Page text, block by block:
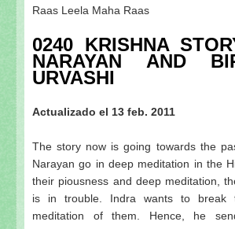
Raas Leela Maha Raas
0240 KRISHNA
NARAYAN AND
URVASHI
Actualizado el 13 feb. 2011
The story now is going towards the
Narayan go in deep meditation in the
their piousness and deep meditation,
is in trouble. Indra wants to break
meditation of them. Hence, he